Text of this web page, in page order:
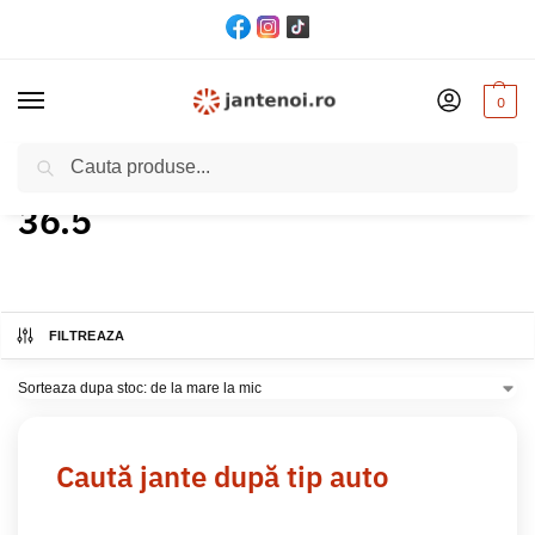
0
Acasă Produs ET / 36.5
36.5
FILTREAZA
Caută jante după tip auto